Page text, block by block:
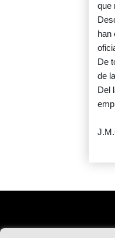
que
han
De
de
Del